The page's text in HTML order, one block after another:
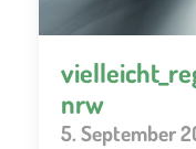
nrw
5. September